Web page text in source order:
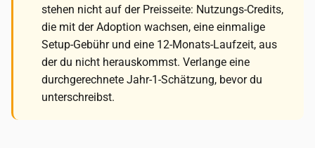
stehen nicht auf der Preisseite: Nutzungs-Credits,
die mit der Adoption wachsen, eine einmalige
Setup-Gebühr und eine 12-Monats-Laufzeit, aus
der du nicht herauskommst. Verlange eine
durchgerechnete Jahr-1-Schätzung, bevor du
unterschreibst.